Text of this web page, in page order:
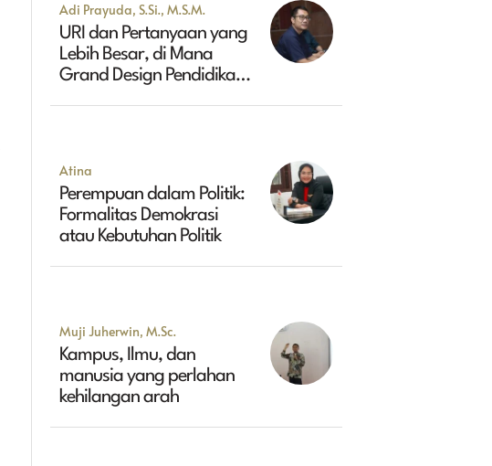
Adi Prayuda, S.Si., M.S.M.
URI dan Pertanyaan yang
Lebih Besar, di Mana
Grand Design Pendidikan
Atina
Perempuan dalam Politik:
Formalitas Demokrasi
atau Kebutuhan Politik
Muji Juherwin, M.Sc.
Kampus, Ilmu, dan
manusia yang perlahan
kehilangan arah